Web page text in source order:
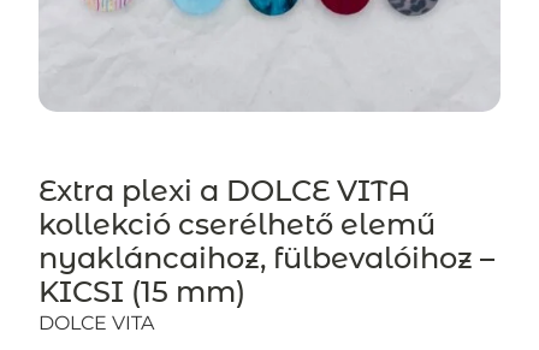
Extra plexi a DOLCE VITA
kollekció cserélhető elemű
nyakláncaihoz, fülbevalóihoz –
KICSI (15 mm)
DOLCE VITA